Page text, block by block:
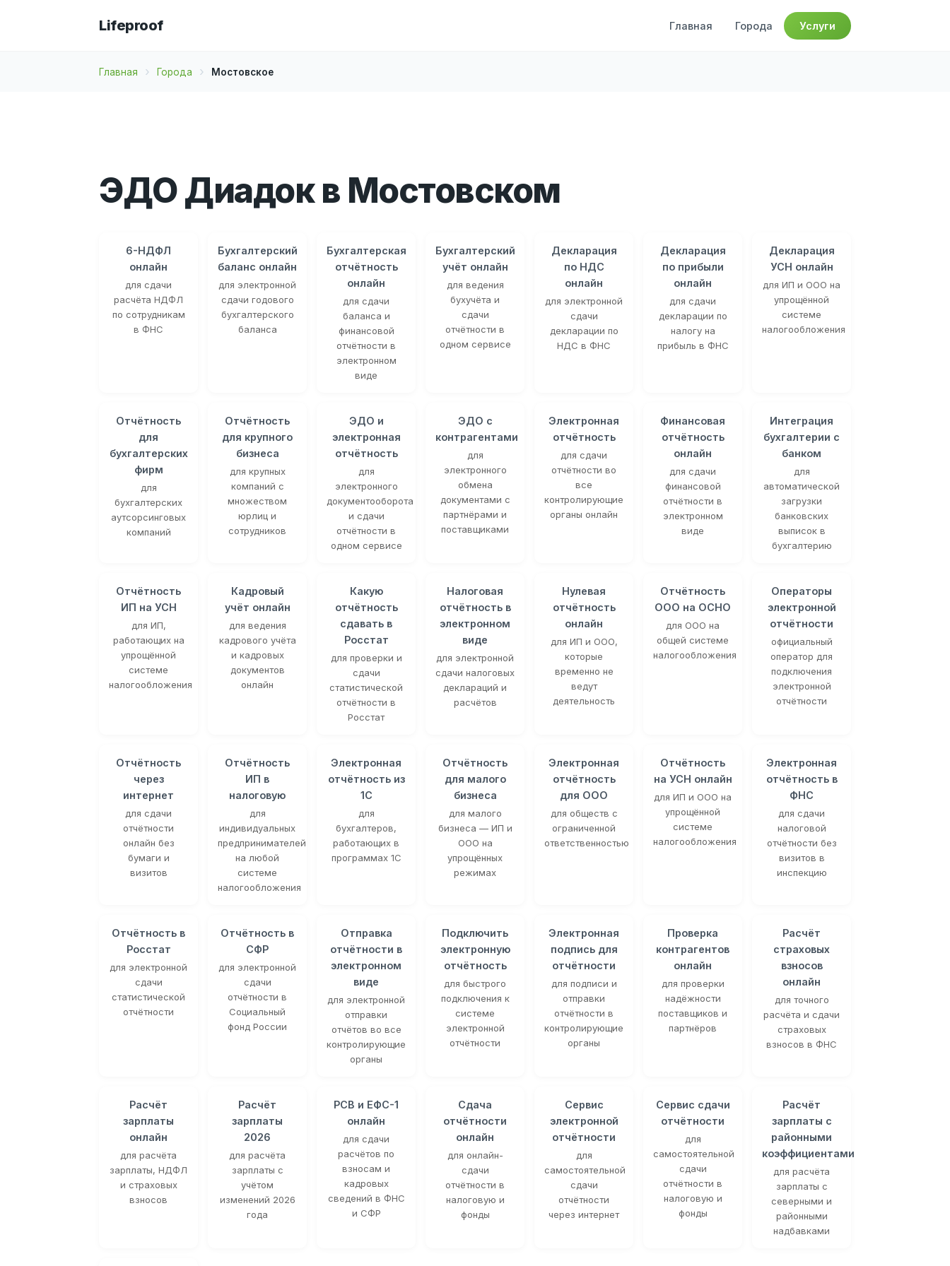
Lifeproof Главная Города Услуги
Главная Города Мостовское
ЭДО Диадок в Мостовском
6-НДФЛ
онлайн
для сдачи
расчёта НДФЛ
по сотрудникам
в ФНС
Бухгалтерский
баланс онлайн
для электронной
сдачи годового
бухгалтерского
баланса
Бухгалтерская
отчётность
онлайн
для сдачи
баланса и
финансовой
отчётности в
электронном
виде
Бухгалтерский
учёт онлайн
для ведения
бухучёта и
сдачи
отчётности в
одном сервисе
Декларация
по НДС
онлайн
для электронной
сдачи
декларации по
НДС в ФНС
Декларация
по прибыли
онлайн
для сдачи
декларации по
налогу на
прибыль в ФНС
Декларация
УСН онлайн
для ИП и ООО на
упрощённой
системе
налогообложения
Отчётность
для
бухгалтерских
фирм
для
бухгалтерских
аутсорсинговых
компаний
Отчётность
для крупного
бизнеса
для крупных
компаний с
множеством
юрлиц и
сотрудников
ЭДО и
электронная
отчётность
для
электронного
документооборота
и сдачи
отчётности в
одном сервисе
ЭДО с
контрагентами
для
электронного
обмена
документами с
партнёрами и
поставщиками
Электронная
отчётность
для сдачи
отчётности во
все
контролирующие
органы онлайн
Финансовая
отчётность
онлайн
для сдачи
финансовой
отчётности в
электронном
виде
Интеграция
бухгалтерии с
банком
для
автоматической
загрузки
банковских
выписок в
бухгалтерию
Отчётность
ИП на УСН
для ИП,
работающих на
упрощённой
системе
налогообложения
Кадровый
учёт онлайн
для ведения
кадрового учёта
и кадровых
документов
онлайн
Какую
отчётность
сдавать в
Росстат
для проверки и
сдачи
статистической
отчётности в
Росстат
Налоговая
отчётность в
электронном
виде
для электронной
сдачи налоговых
деклараций и
расчётов
Нулевая
отчётность
онлайн
для ИП и ООО,
которые
временно не
ведут
деятельность
Отчётность
ООО на ОСНО
для ООО на
общей системе
налогообложения
Операторы
электронной
отчётности
официальный
оператор для
подключения
электронной
отчётности
Отчётность
через
интернет
для сдачи
отчётности
онлайн без
бумаги и
визитов
Отчётность
ИП в
налоговую
для
индивидуальных
предпринимателей
на любой
системе
налогообложения
Электронная
отчётность из
1С
для
бухгалтеров,
работающих в
программах 1С
Отчётность
для малого
бизнеса
для малого
бизнеса — ИП и
ООО на
упрощённых
режимах
Электронная
отчётность
для ООО
для обществ с
ограниченной
ответственностью
Отчётность
на УСН онлайн
для ИП и ООО на
упрощённой
системе
налогообложения
Электронная
отчётность в
ФНС
для сдачи
налоговой
отчётности без
визитов в
инспекцию
Отчётность в
Росстат
для электронной
сдачи
статистической
отчётности
Отчётность в
СФР
для электронной
сдачи
отчётности в
Социальный
фонд России
Отправка
отчётности в
электронном
виде
для электронной
отправки
отчётов во все
контролирующие
органы
Подключить
электронную
отчётность
для быстрого
подключения к
системе
электронной
отчётности
Электронная
подпись для
отчётности
для подписи и
отправки
отчётности в
контролирующие
органы
Проверка
контрагентов
онлайн
для проверки
надёжности
поставщиков и
партнёров
Расчёт
страховых
взносов
онлайн
для точного
расчёта и сдачи
страховых
взносов в ФНС
Расчёт
зарплаты
онлайн
для расчёта
зарплаты, НДФЛ
и страховых
взносов
Расчёт
зарплаты
2026
для расчёта
зарплаты с
учётом
изменений 2026
года
РСВ и ЕФС-1
онлайн
для сдачи
расчётов по
взносам и
кадровых
сведений в ФНС
и СФР
Сдача
отчётности
онлайн
для онлайн-
сдачи
отчётности в
налоговую и
фонды
Сервис
электронной
отчётности
для
самостоятельной
сдачи
отчётности
через интернет
Сервис сдачи
отчётности
для
самостоятельной
сдачи
отчётности в
налоговую и
фонды
Расчёт
зарплаты с
районными
коэффициентами
для расчёта
зарплаты с
северными и
районными
надбавками